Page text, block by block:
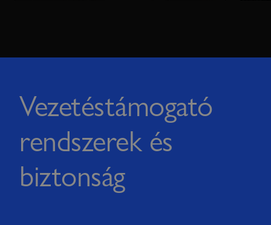
Vezetéstámogató
rendszerek és
biztonság